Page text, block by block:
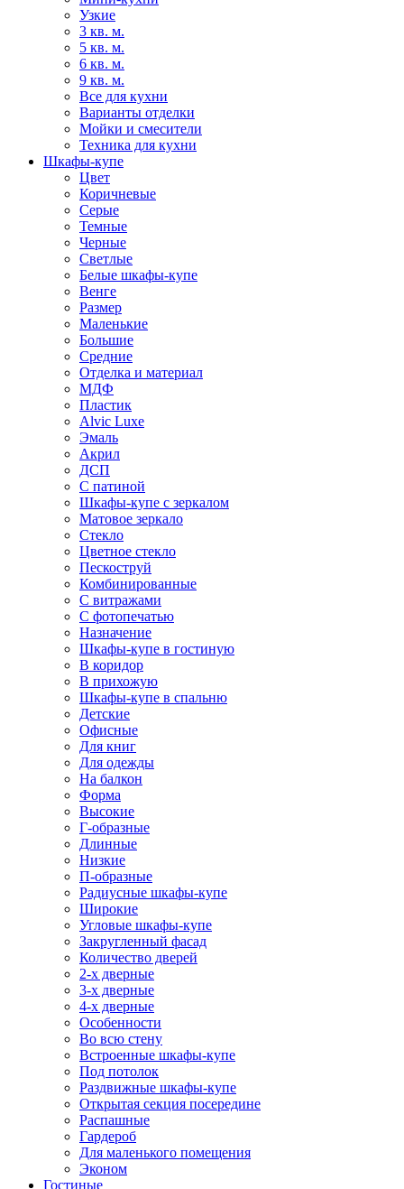
Узкие
3 кв. м.
5 кв. м.
6 кв. м.
9 кв. м.
Все для кухни
Варианты отделки
Мойки и смесители
Техника для кухни
Шкафы-купе
Цвет
Коричневые
Серые
Темные
Черные
Светлые
Белые шкафы-купе
Венге
Размер
Маленькие
Большие
Средние
Отделка и материал
МДФ
Пластик
Alvic Luxe
Эмаль
Акрил
ДСП
С патиной
Шкафы-купе с зеркалом
Матовое зеркало
Стекло
Цветное стекло
Пескоструй
Комбинированные
С витражами
С фотопечатью
Назначение
Шкафы-купе в гостиную
В коридор
В прихожую
Шкафы-купе в спальню
Детские
Офисные
Для книг
Для одежды
На балкон
Форма
Высокие
Г-образные
Длинные
Низкие
П-образные
Радиусные шкафы-купе
Широкие
Угловые шкафы-купе
Закругленный фасад
Количество дверей
2-х дверные
3-х дверные
4-х дверные
Особенности
Во всю стену
Встроенные шкафы-купе
Под потолок
Раздвижные шкафы-купе
Открытая секция посередине
Распашные
Гардероб
Для маленького помещения
Эконом
Гостиные